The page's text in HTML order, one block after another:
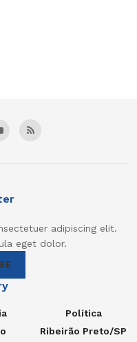
adipiscing elit.
eget dolor.
Política
Ribeirão Preto/SP